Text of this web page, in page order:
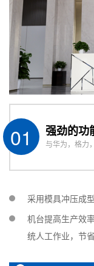
接器等核心部
医疗器械
：用
的封装，满足
工业与通信
：
水连接器、天
01 强劲的功
与华为，格力
采用模具冲压成
机台提高生产效
统人工作业，节省